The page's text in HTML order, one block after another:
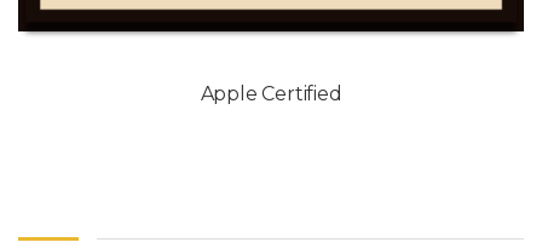
Apple Certified